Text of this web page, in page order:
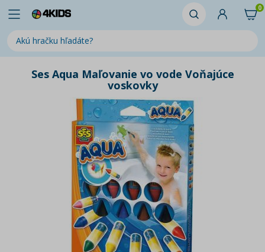
0
Ses Aqua Maľovanie vo vode Voňajúce
voskovky